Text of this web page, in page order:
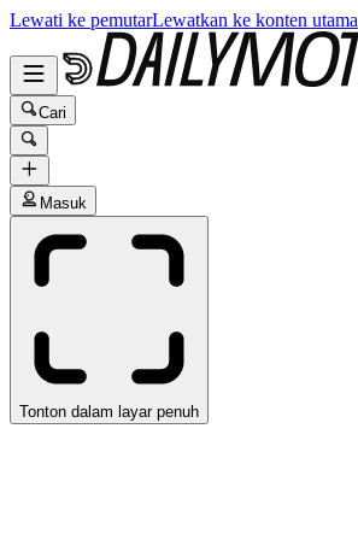
Lewati ke pemutarLewatkan ke konten utama
Cari
Masuk
Tonton dalam layar penuh